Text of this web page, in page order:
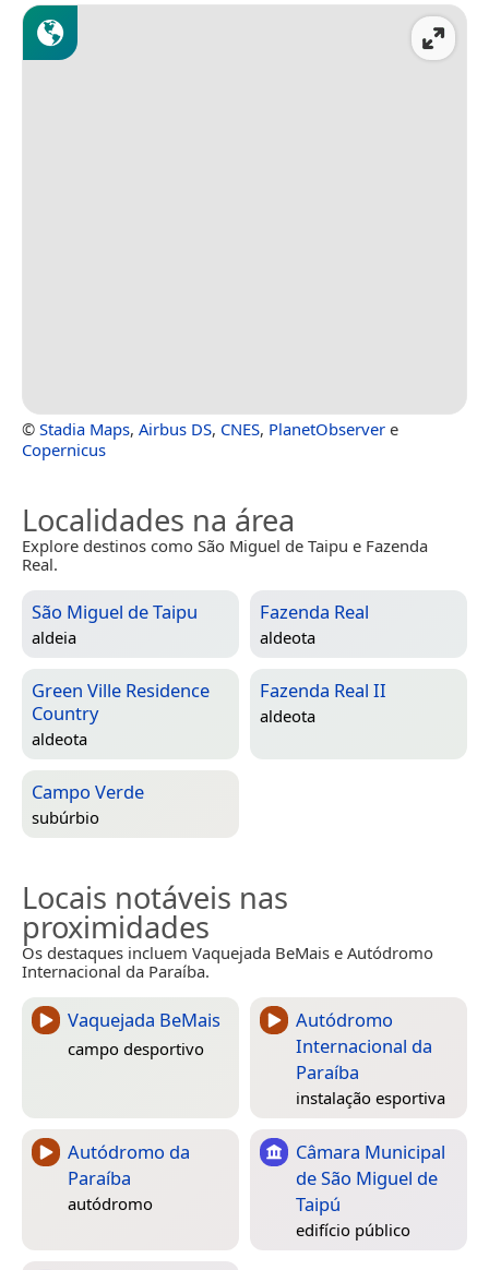
© Stadia Maps, Airbus DS, CNES, PlanetObserver e
Copernicus
Localidades na área
Explore destinos como São Miguel de Taipu e Fazenda
Real.
São Miguel de Taipu
aldeia
Fazenda Real
aldeota
Green Ville Residence
Country
aldeota
Fazenda Real II
aldeota
Campo Verde
subúrbio
Locais notáveis nas
proximidades
Os destaques incluem Vaquejada BeMais e Autódromo
Internacional da Paraíba.
Vaquejada BeMais
campo desportivo
Autódromo
Internacional da
Paraíba
instalação esportiva
Autódromo da
Paraíba
autódromo
Câmara Municipal
de São Miguel de
Taipú
edifício público